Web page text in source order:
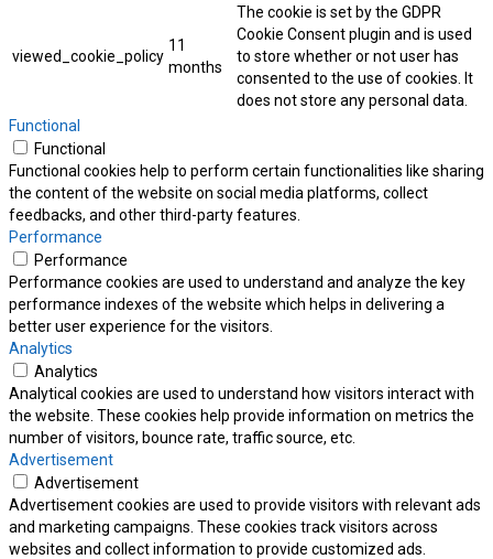
viewed_cookie_policy
11
months
The cookie is set by the GDPR
Cookie Consent plugin and is used
to store whether or not user has
consented to the use of cookies. It
does not store any personal data.
Functional
Functional
Functional cookies help to perform certain functionalities like sharing
the content of the website on social media platforms, collect
feedbacks, and other third-party features.
Performance
Performance
Performance cookies are used to understand and analyze the key
performance indexes of the website which helps in delivering a
better user experience for the visitors.
Analytics
Analytics
Analytical cookies are used to understand how visitors interact with
the website. These cookies help provide information on metrics the
number of visitors, bounce rate, traffic source, etc.
Advertisement
Advertisement
Advertisement cookies are used to provide visitors with relevant ads
and marketing campaigns. These cookies track visitors across
websites and collect information to provide customized ads.